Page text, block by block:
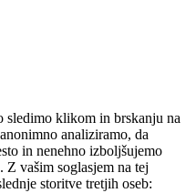
sledimo klikom in brskanju na
analiziramo, da
in nenehno izboljšujemo
vašim soglasjem na tej
storitve tretjih oseb: